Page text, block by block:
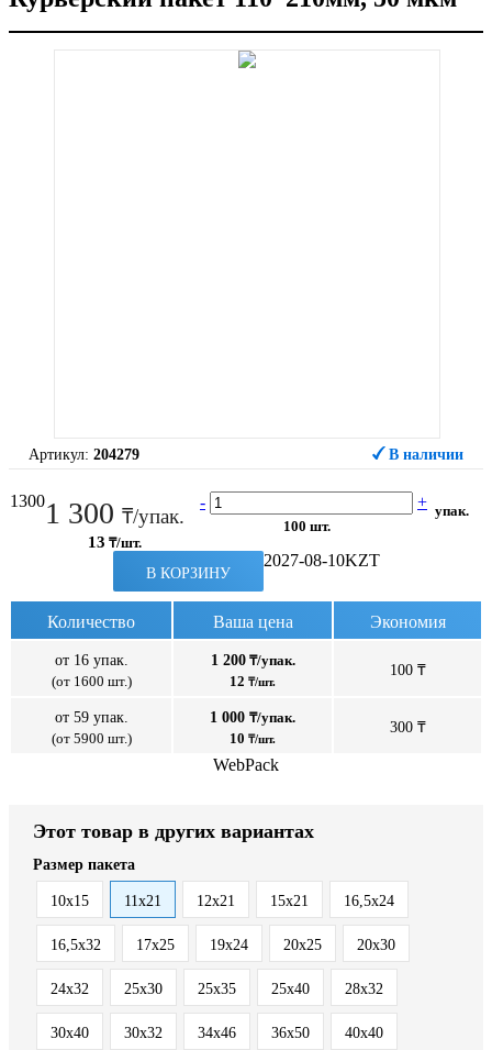
Артикул: 204279 В наличии
13001 300 ₸/упак.
13 ₸/шт.
- +
100 шт.
упак.
В КОРЗИНУ
2027-08-10KZT
Количество Ваша цена Экономия
от 16 упак.
(от 1600 шт.)
1 200₸/упак.
12 ₸/шт.
100 ₸
от 59 упак.
(от 5900 шт.)
1 000 ₸/упак.
10 ₸/шт.
300 ₸
WebPack
Этот товар в других вариантах
Размер пакета
10x15 11x21 12x21 15x21 16,5х24
16,5х32 17x25 19х24 20x25 20x30
24х32 25x30 25x35 25x40 28х32
30x40 30х32 34х46 36х50 40x40